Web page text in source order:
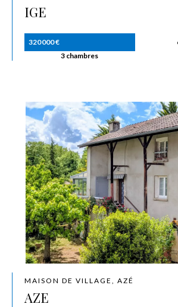
IGE
320 000 €
3 chambres
MAISON DE VILLAGE, AZÉ
AZE